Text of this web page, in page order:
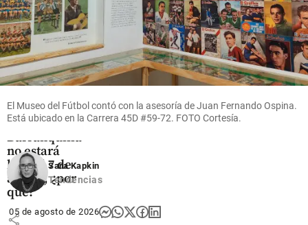
Colombia
Sede
de De la
Espriella en
Barranquilla
no estará
lista el 7 de
agosto, ¿por
qué?
share
El Museo del Fútbol contó con la asesoría de Juan Fernando Ospina.
Está ubicado en la Carrera 45D #59-72. FOTO Cortesía.
Sara Kapkin
Tendencias
05 de agosto de 2026